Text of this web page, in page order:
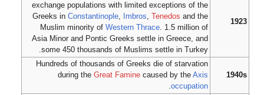
1923
exchange populations with limited exceptions of the
Greeks inConstantinople, Imbros,Tenedos and the
Muslim minority ofWestern Thrace. 1.5 million of
Asia Minor and Pontic Greeks settle in Greece, and
some 450 thousands of Muslims settle in Turkey.
1940s
Hundreds of thousands of Greeks die of starvation
during theGreat Famine caused by theAxis
occupation
.